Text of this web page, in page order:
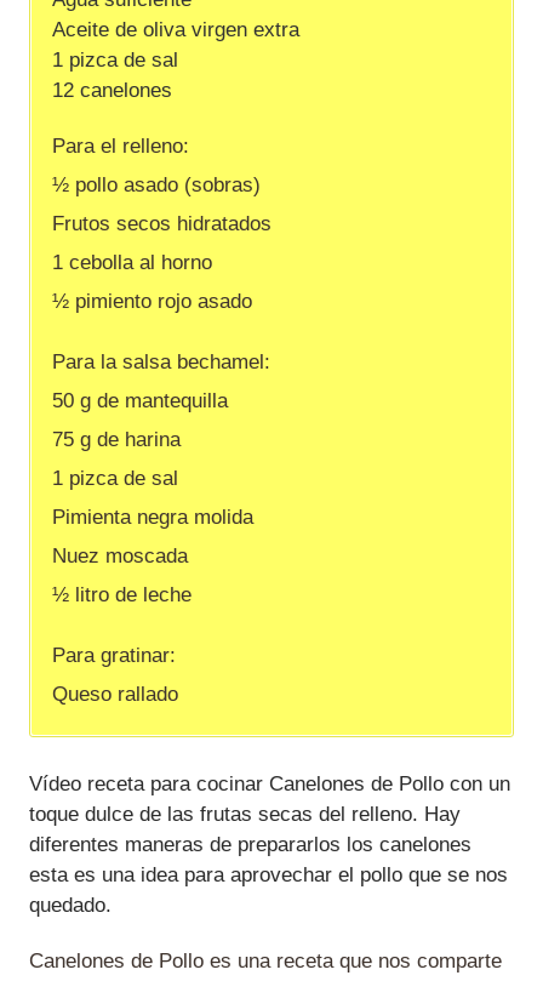
Aceite de oliva virgen extra
1 pizca de sal
12 canelones
Para el relleno:
½ pollo asado (sobras)
Frutos secos hidratados
1 cebolla al horno
½ pimiento rojo asado
Para la salsa bechamel:
50 g de mantequilla
75 g de harina
1 pizca de sal
Pimienta negra molida
Nuez moscada
½ litro de leche
Para gratinar:
Queso rallado
Vídeo receta para cocinar Canelones de Pollo con un
toque dulce de las frutas secas del relleno. Hay
diferentes maneras de prepararlos los canelones
esta es una idea para aprovechar el pollo que se nos
quedado.
Canelones de Pollo es una receta que nos comparte